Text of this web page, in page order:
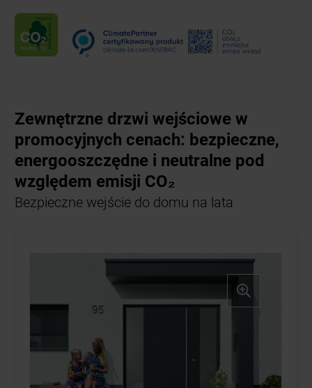
Zewnętrzne drzwi wejściowe w
promocyjnych cenach: bezpieczne,
energooszczędne i neutralne pod
względem emisji CO₂
Bezpieczne wejście do domu na lata